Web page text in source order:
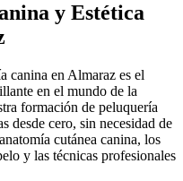
y Estética
canina en Almaraz es el
en el mundo de la
formación de peluquería
desde cero, sin necesidad de
cutánea canina, los
y las técnicas profesionales